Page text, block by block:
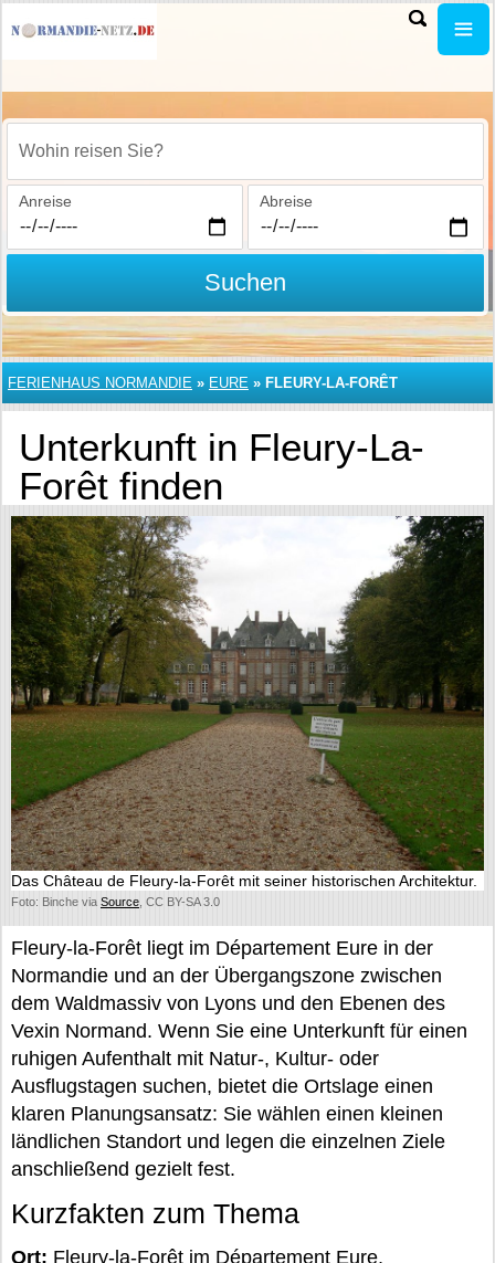
Wohin reisen Sie?
Anreise Abreise
Suchen
FERIENHAUS NORMANDIE » EURE » FLEURY-LA-FORÊT
Unterkunft in Fleury-La-
Forêt finden
Das Château de Fleury-la-Forêt mit seiner historischen Architektur.
Foto: Binche via Source , CC BY-SA 3.0
Fleury-la-Forêt liegt im Département Eure in der
Normandie und an der Übergangszone zwischen
dem Waldmassiv von Lyons und den Ebenen des
Vexin Normand. Wenn Sie eine Unterkunft für einen
ruhigen Aufenthalt mit Natur-, Kultur- oder
Ausflugstagen suchen, bietet die Ortslage einen
klaren Planungsansatz: Sie wählen einen kleinen
ländlichen Standort und legen die einzelnen Ziele
anschließend gezielt fest.
Kurzfakten zum Thema
Ort: Fleury-la-Forêt im Département Eure,